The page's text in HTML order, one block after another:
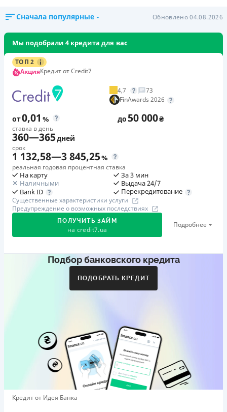
Сначала популярные Обновлено 04.08.2026
Мы подобрали 4 кредита для вас
ТОП 2
АкцияКредит от Credit7
4,7
73
FinAwards 2026
от0,01 %
ставка в день
до50 000₴
360—365дней
срок
1 132,58—3 845,25%
реальная годовая процентная ставка
На карту
Наличными
Bank ID
За 3 мин
Выдача 24/7
Перекредитование
Существенные характеристики услуги
Предупреждение о возможных последствиях
ПОЛУЧИТЬ ЗАЙМ
на credit7.ua
Подробнее
Акция: «Кешбэк за друга»
друг регистрируется и получает первый кредит (от
Бронзовый призер FinAwards 2026 «Лучшая программа
лояльности»
Первый займ
от 0,01%/день до 30 000 ₴
Повторный займ
Подбор банковского кредита
ПОДОБРАТЬ КРЕДИТ
Кредит от Идея Банка